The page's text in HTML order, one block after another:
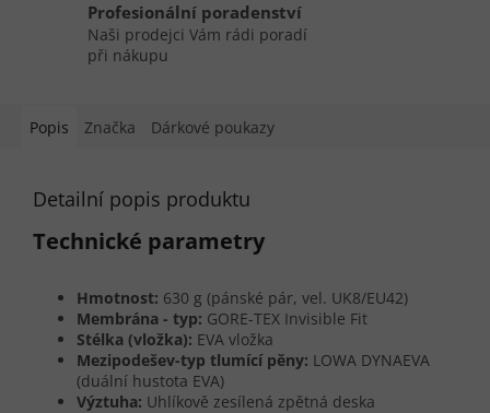
Profesionální poradenství
Naši prodejci Vám rádi poradí
při nákupu
Popis Značka Dárkové poukazy
Detailní popis produktu
Technické parametry
Hmotnost: 630 g (pánské pár, vel. UK8/EU42)
Membrána - typ: GORE-TEX Invisible Fit
Stélka (vložka): EVA vložka
Mezipodešev-typ tlumící pěny: LOWA DYNAEVA
(duální hustota EVA)
Výztuha: Uhlíkově zesílená zpětná deska